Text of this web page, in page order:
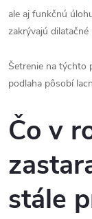
ale aj funkčnú
zakrývajú
Šetrenie na týchto
podlaha pôsobí
Čo v
stále